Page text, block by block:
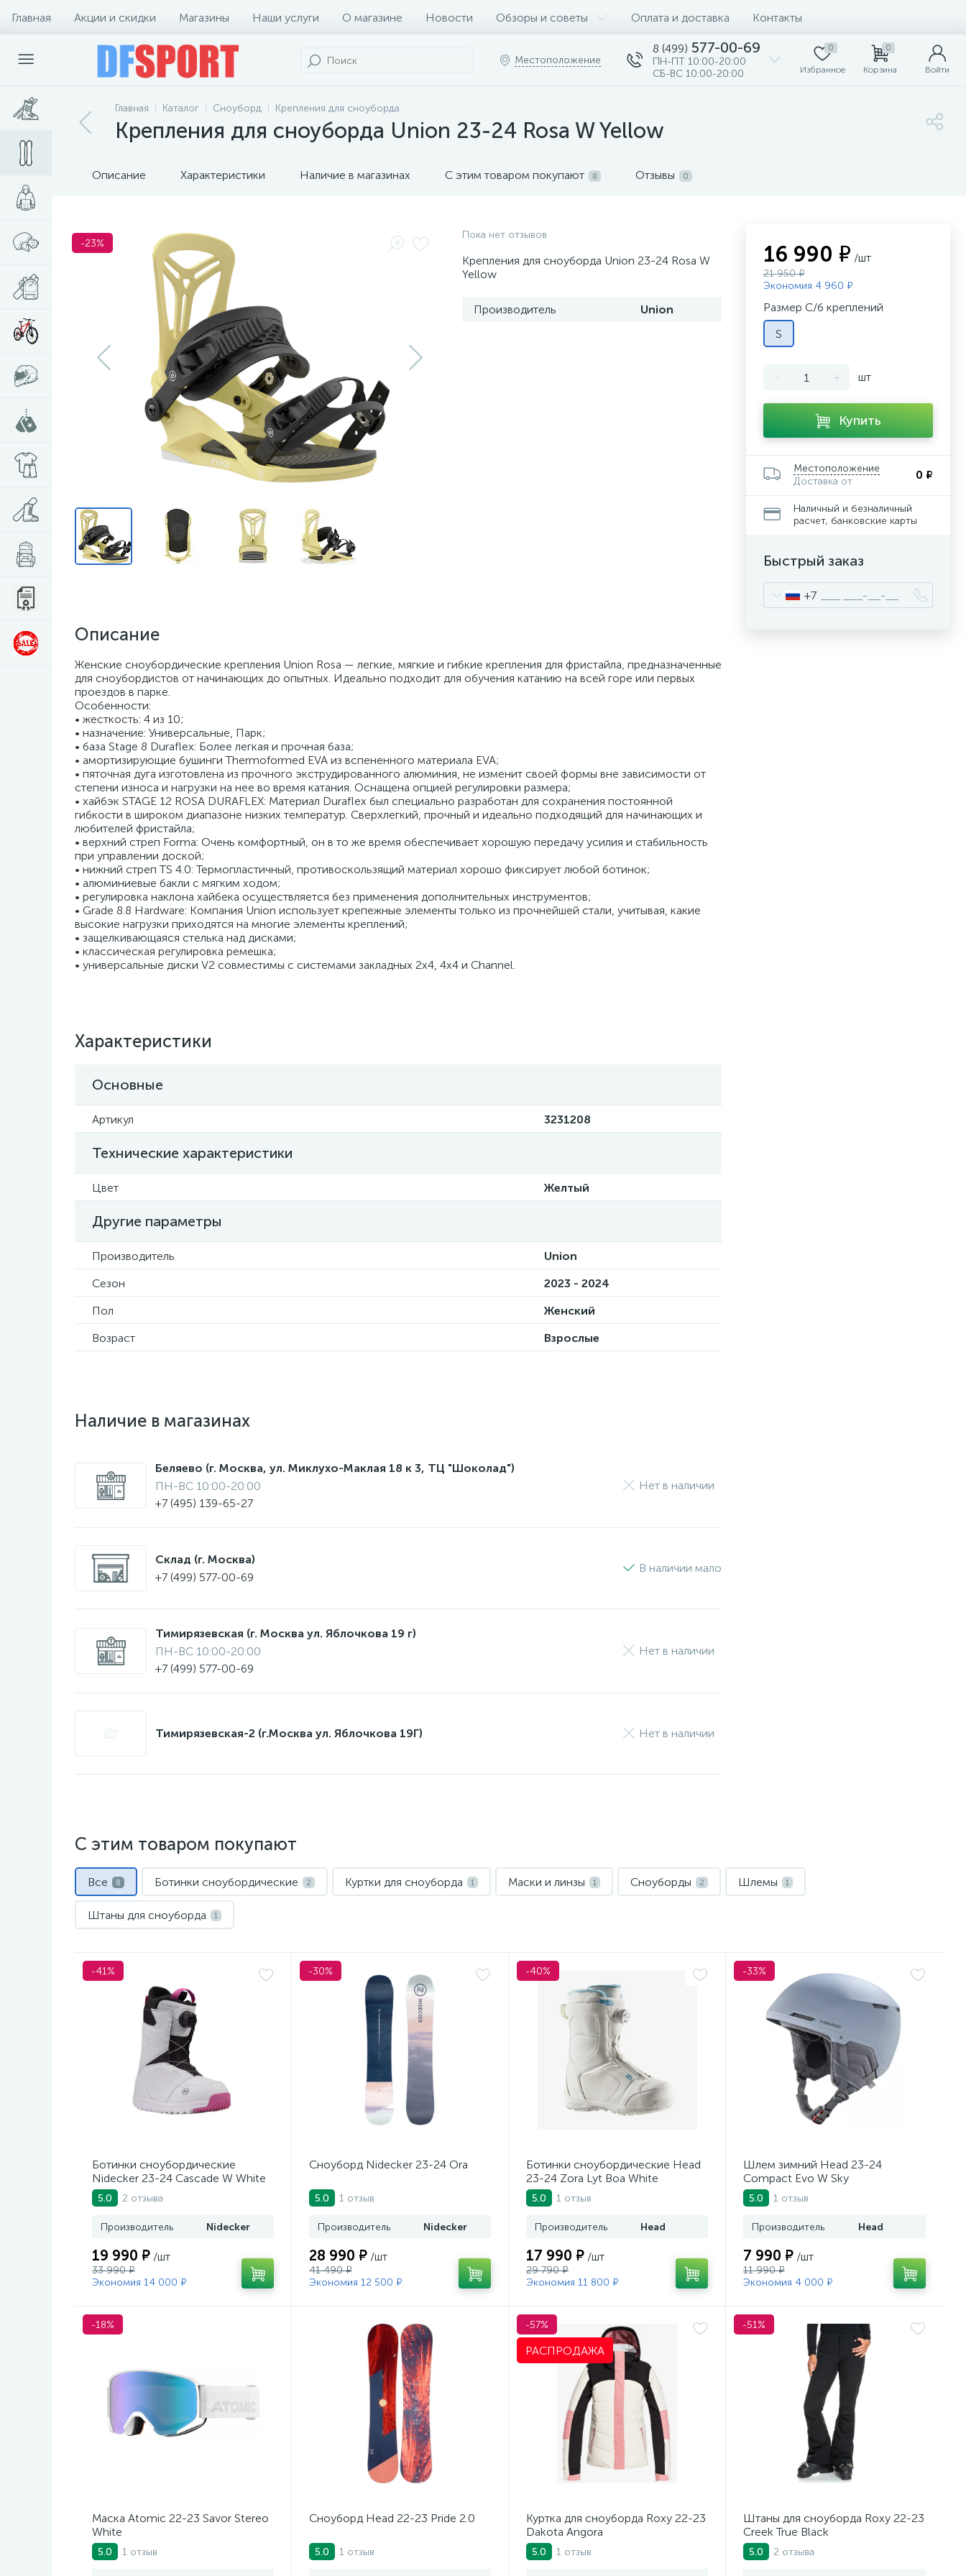
Главная Акции и скидки Магазины Наши услуги О магазине Новости Обзоры и советы Оплата и доставка Контакты
Местоположение
8 (499) 577-00-69
ПН-ПТ 10:00-20:00
СБ-ВС 10:00-20:00
0
Избранное
0
Корзина Войти
Главная Каталог Сноуборд Крепления для сноуборда
Крепления для сноуборда Union 23-24 Rosa W Yellow
Описание Характеристики Наличие в магазинах С этим товаром покупают 8 Отзывы 0
-23%
Пока нет отзывов
Крепления для сноуборда Union 23-24 Rosa W
Yellow
Производитель Union
Описание
Женские сноубордические крепления Union Rosa — легкие, мягкие и гибкие крепления для фристайла, предназначенные
для сноубордистов от начинающих до опытных. Идеально подходит для обучения катанию на всей горе или первых
проездов в парке.
Особенности:
• жесткость: 4 из 10;
• назначение: Универсальные, Парк;
• база Stage 8 Duraflex: Более легкая и прочная база;
• амортизирующие бушинги Thermoformed EVA из вспененного материала EVA;
• пяточная дуга изготовлена из прочного экструдированного алюминия, не изменит своей формы вне зависимости от
степени износа и нагрузки на нее во время катания. Оснащена опцией регулировки размера;
• хайбэк STAGE 12 ROSA DURAFLEX: Материал Duraflex был специально разработан для сохранения постоянной
гибкости в широком диапазоне низких температур. Сверхлегкий, прочный и идеально подходящий для начинающих и
любителей фристайла;
• верхний стреп Forma: Очень комфортный, он в то же время обеспечивает хорошую передачу усилия и стабильность
при управлении доской;
• нижний стреп TS 4.0: Термопластичный, противоскользящий материал хорошо фиксирует любой ботинок;
• алюминиевые бакли с мягким ходом;
• регулировка наклона хайбека осуществляется без применения дополнительных инструментов;
• Grade 8.8 Hardware: Компания Union использует крепежные элементы только из прочнейшей стали, учитывая, какие
высокие нагрузки приходятся на многие элементы креплений;
• защелкивающаяся стелька над дисками;
• классическая регулировка ремешка;
• универсальные диски V2 совместимы с системами закладных 2x4, 4x4 и Channel.
Характеристики
Основные
Артикул 3231208
Технические характеристики
Цвет Желтый
Другие параметры
Производитель
Union
Сезон
2023 - 2024
Пол
Женский
Возраст
Взрослые
Наличие в магазинах
Беляево (г. Москва, ул. Миклухо-Маклая 18 к 3, ТЦ "Шоколад")
ПН-ВС 10:00-20:00
+7 (495) 139-65-27
Нет в наличии
Склад (г. Москва)
+7 (499) 577-00-69
В наличии мало
Тимирязевская (г. Москва ул. Яблочкова 19 г)
ПН-ВС 10:00-20:00
+7 (499) 577-00-69
Нет в наличии
Тимирязевская-2 (г.Москва ул. Яблочкова 19Г) Нет в наличии
16 990 ₽ /шт
21 950 ₽
Экономия 4 960 ₽
Размер С/б креплений
S
- + шт
Купить
Местоположение
Доставка от
0 ₽
Наличный и безналичный
расчет, банковские карты
Быстрый заказ
+7
С этим товаром покупают
Все 8 Ботинки сноубордические 2 Куртки для сноуборда 1 Маски и линзы 1 Сноуборды 2 Шлемы 1
Штаны для сноуборда 1
-41%
Ботинки сноубордические
Nidecker 23-24 Cascade W White
5.0 2 отзыва
Производитель Nidecker
19 990 ₽ /шт
33 990 ₽
Экономия 14 000 ₽
-30%
Сноуборд Nidecker 23-24 Ora
5.0 1 отзыв
Производитель Nidecker
28 990 ₽ /шт
41 490 ₽
Экономия 12 500 ₽
-40%
Ботинки сноубордические Head
23-24 Zora Lyt Boa White
5.0 1 отзыв
Производитель Head
17 990 ₽ /шт
29 790 ₽
Экономия 11 800 ₽
-33%
Шлем зимний Head 23-24
Compact Evo W Sky
5.0 1 отзыв
Производитель Head
7 990 ₽ /шт
11 990 ₽
Экономия 4 000 ₽
-18%
Маска Atomic 22-23 Savor Stereo
White
5.0 1 отзыв
Сноуборд Head 22-23 Pride 2.0
5.0 1 отзыв
-57%
РАСПРОДАЖА
Куртка для сноуборда Roxy 22-23
Dakota Angora
5.0 1 отзыв
-51%
Штаны для сноуборда Roxy 22-23
Creek True Black
5.0 2 отзыва